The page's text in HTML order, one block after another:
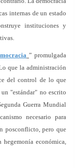
internas de un estado
instituciones y
” promulgada
que la administración
del control de lo que
"estándar" no escrito
Guerra Mundial
necesario para
posconflicto, pero que
económica,